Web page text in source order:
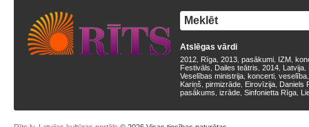
Atslēgas vārdi
2012 Rīga 2013 pasākumi IZM
Festivāls
Dailes teātris 2014 Latvija
Veselības ministrija koncerti veselība
Kariņš pirmizrāde Eirovīzija Daniels
pasākums izrāde Sinfonietta Rīga